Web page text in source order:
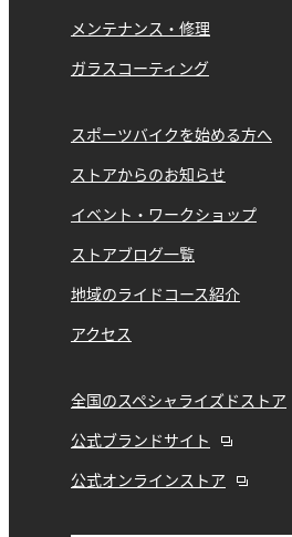
メンテナンス・修理
ガラスコーティング
スポーツバイクを始める方へ
ストアからのお知らせ
イベント・ワークショップ
ストアブログ一覧
地域のライドコース紹介
アクセス
全国のスペシャライズドストア
公式ブランドサイト
公式オンラインストア